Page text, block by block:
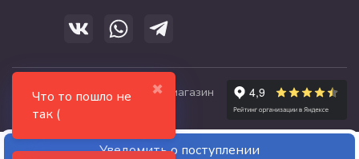
✖
Что то пошло не
так (
Уведомить о поступлении
© 2017-2026 zooshop21.ru - магазин
зоотоваров в Чебоксарах